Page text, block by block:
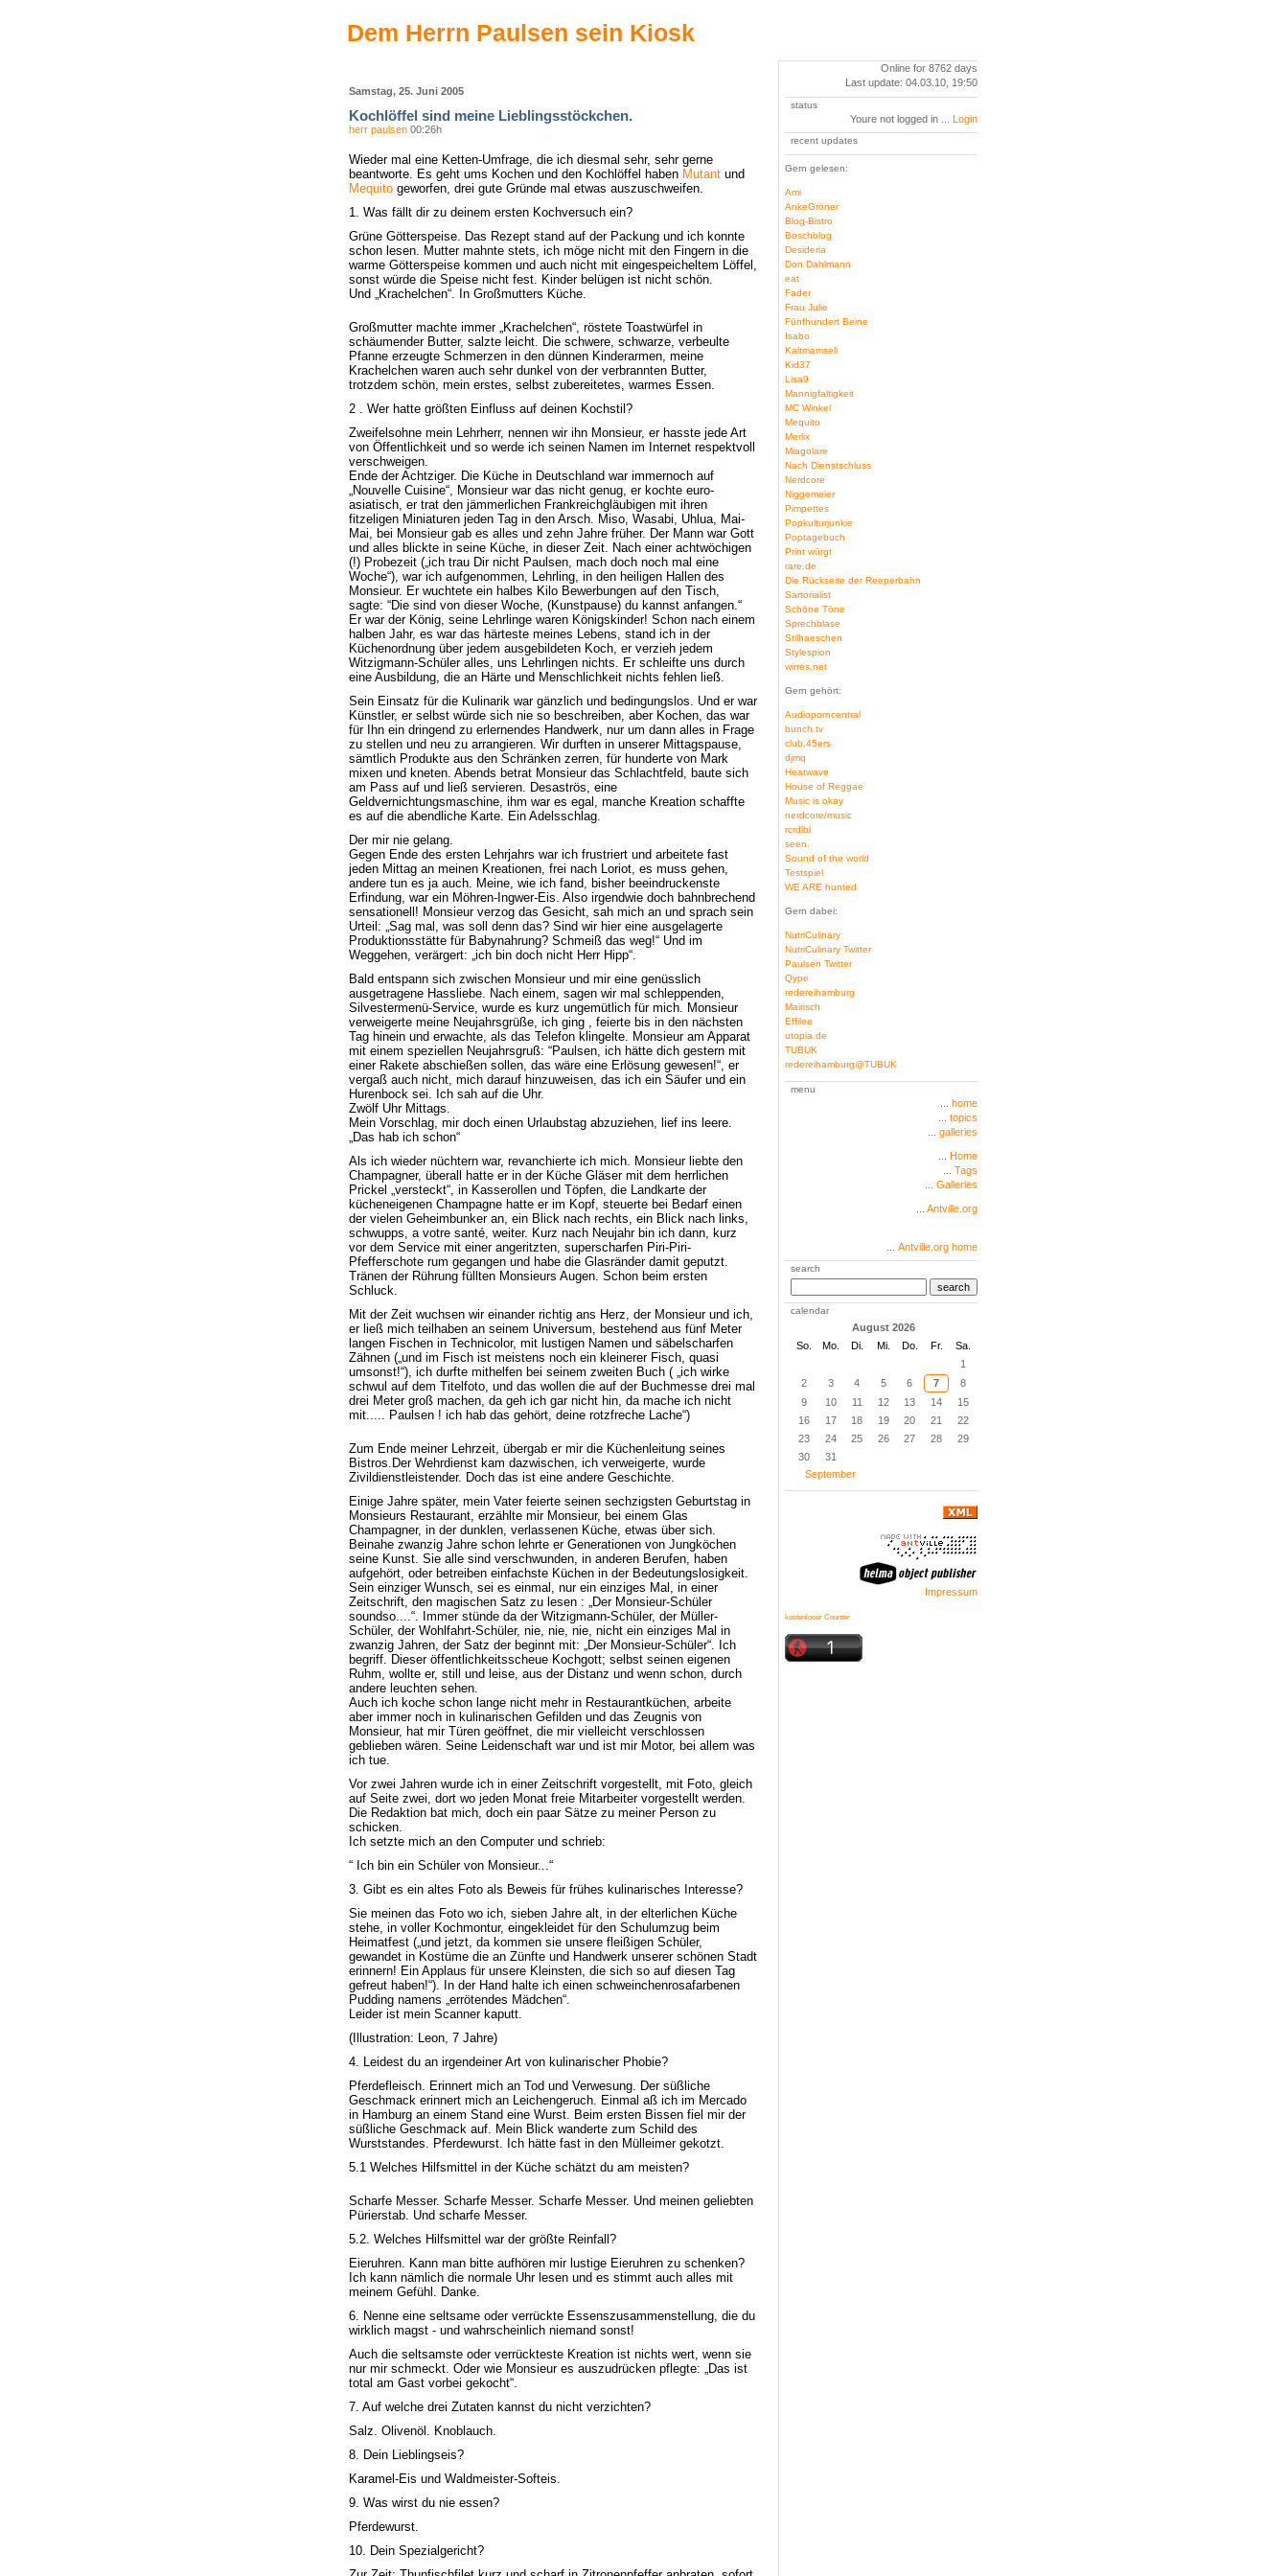
Dem Herrn Paulsen sein Kiosk
Samstag, 25. Juni 2005
Kochlöffel sind meine Lieblingsstöckchen.
herr paulsen 00:26h
Wieder mal eine Ketten-Umfrage, die ich diesmal sehr, sehr gerne
beantworte. Es geht ums Kochen und den Kochlöffel haben Mutant und
Mequito geworfen, drei gute Gründe mal etwas auszuschweifen.
1. Was fällt dir zu deinem ersten Kochversuch ein?
Grüne Götterspeise. Das Rezept stand auf der Packung und ich konnte
schon lesen. Mutter mahnte stets, ich möge nicht mit den Fingern in die
warme Götterspeise kommen und auch nicht mit eingespeicheltem Löffel,
sonst würde die Speise nicht fest. Kinder belügen ist nicht schön.
Und „Krachelchen“. In Großmutters Küche.
Großmutter machte immer „Krachelchen“, röstete Toastwürfel in
schäumender Butter, salzte leicht. Die schwere, schwarze, verbeulte
Pfanne erzeugte Schmerzen in den dünnen Kinderarmen, meine
Krachelchen waren auch sehr dunkel von der verbrannten Butter,
trotzdem schön, mein erstes, selbst zubereitetes, warmes Essen.
2 . Wer hatte größten Einfluss auf deinen Kochstil?
Zweifelsohne mein Lehrherr, nennen wir ihn Monsieur, er hasste jede Art
von Öffentlichkeit und so werde ich seinen Namen im Internet respektvoll
verschweigen.
Ende der Achtziger. Die Küche in Deutschland war immernoch auf
„Nouvelle Cuisine“, Monsieur war das nicht genug, er kochte euro-
asiatisch, er trat den jämmerlichen Frankreichgläubigen mit ihren
fitzeligen Miniaturen jeden Tag in den Arsch. Miso, Wasabi, Uhlua, Mai-
Mai, bei Monsieur gab es alles und zehn Jahre früher. Der Mann war Gott
und alles blickte in seine Küche, in dieser Zeit. Nach einer achtwöchigen
(!) Probezeit („ich trau Dir nicht Paulsen, mach doch noch mal eine
Woche“), war ich aufgenommen, Lehrling, in den heiligen Hallen des
Monsieur. Er wuchtete ein halbes Kilo Bewerbungen auf den Tisch,
sagte: “Die sind von dieser Woche, (Kunstpause) du kannst anfangen.“
Er war der König, seine Lehrlinge waren Königskinder! Schon nach einem
halben Jahr, es war das härteste meines Lebens, stand ich in der
Küchenordnung über jedem ausgebildeten Koch, er verzieh jedem
Witzigmann-Schüler alles, uns Lehrlingen nichts. Er schleifte uns durch
eine Ausbildung, die an Härte und Menschlichkeit nichts fehlen ließ.
Sein Einsatz für die Kulinarik war gänzlich und bedingungslos. Und er war
Künstler, er selbst würde sich nie so beschreiben, aber Kochen, das war
für Ihn ein dringend zu erlernendes Handwerk, nur um dann alles in Frage
zu stellen und neu zu arrangieren. Wir durften in unserer Mittagspause,
sämtlich Produkte aus den Schränken zerren, für hunderte von Mark
mixen und kneten. Abends betrat Monsieur das Schlachtfeld, baute sich
am Pass auf und ließ servieren. Desaströs, eine
Geldvernichtungsmaschine, ihm war es egal, manche Kreation schaffte
es auf die abendliche Karte. Ein Adelsschlag.
Der mir nie gelang.
Gegen Ende des ersten Lehrjahrs war ich frustriert und arbeitete fast
jeden Mittag an meinen Kreationen, frei nach Loriot, es muss gehen,
andere tun es ja auch. Meine, wie ich fand, bisher beeindruckenste
Erfindung, war ein Möhren-Ingwer-Eis. Also irgendwie doch bahnbrechend
sensationell! Monsieur verzog das Gesicht, sah mich an und sprach sein
Urteil: „Sag mal, was soll denn das? Sind wir hier eine ausgelagerte
Produktionsstätte für Babynahrung? Schmeiß das weg!“ Und im
Weggehen, verärgert: „ich bin doch nicht Herr Hipp“.
Bald entspann sich zwischen Monsieur und mir eine genüsslich
ausgetragene Hassliebe. Nach einem, sagen wir mal schleppenden,
Silvestermenü-Service, wurde es kurz ungemütlich für mich. Monsieur
verweigerte meine Neujahrsgrüße, ich ging , feierte bis in den nächsten
Tag hinein und erwachte, als das Telefon klingelte. Monsieur am Apparat
mit einem speziellen Neujahrsgruß: “Paulsen, ich hätte dich gestern mit
einer Rakete abschießen sollen, das wäre eine Erlösung gewesen!“, er
vergaß auch nicht, mich darauf hinzuweisen, das ich ein Säufer und ein
Hurenbock sei. Ich sah auf die Uhr.
Zwölf Uhr Mittags.
Mein Vorschlag, mir doch einen Urlaubstag abzuziehen, lief ins leere.
„Das hab ich schon“
Als ich wieder nüchtern war, revanchierte ich mich. Monsieur liebte den
Champagner, überall hatte er in der Küche Gläser mit dem herrlichen
Prickel „versteckt“, in Kasserollen und Töpfen, die Landkarte der
kücheneigenen Champagne hatte er im Kopf, steuerte bei Bedarf einen
der vielen Geheimbunker an, ein Blick nach rechts, ein Blick nach links,
schwupps, a votre santé, weiter. Kurz nach Neujahr bin ich dann, kurz
vor dem Service mit einer angeritzten, superscharfen Piri-Piri-
Pfefferschote rum gegangen und habe die Glasränder damit geputzt.
Tränen der Rührung füllten Monsieurs Augen. Schon beim ersten
Schluck.
Mit der Zeit wuchsen wir einander richtig ans Herz, der Monsieur und ich,
er ließ mich teilhaben an seinem Universum, bestehend aus fünf Meter
langen Fischen in Technicolor, mit lustigen Namen und säbelscharfen
Zähnen („und im Fisch ist meistens noch ein kleinerer Fisch, quasi
umsonst!“), ich durfte mithelfen bei seinem zweiten Buch ( „ich wirke
schwul auf dem Titelfoto, und das wollen die auf der Buchmesse drei mal
drei Meter groß machen, da geh ich gar nicht hin, da mache ich nicht
mit..... Paulsen ! ich hab das gehört, deine rotzfreche Lache“)
Zum Ende meiner Lehrzeit, übergab er mir die Küchenleitung seines
Bistros.Der Wehrdienst kam dazwischen, ich verweigerte, wurde
Zivildienstleistender. Doch das ist eine andere Geschichte.
Einige Jahre später, mein Vater feierte seinen sechzigsten Geburtstag in
Monsieurs Restaurant, erzählte mir Monsieur, bei einem Glas
Champagner, in der dunklen, verlassenen Küche, etwas über sich.
Beinahe zwanzig Jahre schon lehrte er Generationen von Jungköchen
seine Kunst. Sie alle sind verschwunden, in anderen Berufen, haben
aufgehört, oder betreiben einfachste Küchen in der Bedeutungslosigkeit.
Sein einziger Wunsch, sei es einmal, nur ein einziges Mal, in einer
Zeitschrift, den magischen Satz zu lesen : „Der Monsieur-Schüler
soundso....“. Immer stünde da der Witzigmann-Schüler, der Müller-
Schüler, der Wohlfahrt-Schüler, nie, nie, nie, nicht ein einziges Mal in
zwanzig Jahren, der Satz der beginnt mit: „Der Monsieur-Schüler“. Ich
begriff. Dieser öffentlichkeitsscheue Kochgott; selbst seinen eigenen
Ruhm, wollte er, still und leise, aus der Distanz und wenn schon, durch
andere leuchten sehen.
Auch ich koche schon lange nicht mehr in Restaurantküchen, arbeite
aber immer noch in kulinarischen Gefilden und das Zeugnis von
Monsieur, hat mir Türen geöffnet, die mir vielleicht verschlossen
geblieben wären. Seine Leidenschaft war und ist mir Motor, bei allem was
ich tue.
Vor zwei Jahren wurde ich in einer Zeitschrift vorgestellt, mit Foto, gleich
auf Seite zwei, dort wo jeden Monat freie Mitarbeiter vorgestellt werden.
Die Redaktion bat mich, doch ein paar Sätze zu meiner Person zu
schicken.
Ich setzte mich an den Computer und schrieb:
“ Ich bin ein Schüler von Monsieur...“
3. Gibt es ein altes Foto als Beweis für frühes kulinarisches Interesse?
Sie meinen das Foto wo ich, sieben Jahre alt, in der elterlichen Küche
stehe, in voller Kochmontur, eingekleidet für den Schulumzug beim
Heimatfest („und jetzt, da kommen sie unsere fleißigen Schüler,
gewandet in Kostüme die an Zünfte und Handwerk unserer schönen Stadt
erinnern! Ein Applaus für unsere Kleinsten, die sich so auf diesen Tag
gefreut haben!“). In der Hand halte ich einen schweinchenrosafarbenen
Pudding namens „errötendes Mädchen“.
Leider ist mein Scanner kaputt.
(Illustration: Leon, 7 Jahre)
4. Leidest du an irgendeiner Art von kulinarischer Phobie?
Pferdefleisch. Erinnert mich an Tod und Verwesung. Der süßliche
Geschmack erinnert mich an Leichengeruch. Einmal aß ich im Mercado
in Hamburg an einem Stand eine Wurst. Beim ersten Bissen fiel mir der
süßliche Geschmack auf. Mein Blick wanderte zum Schild des
Wurststandes. Pferdewurst. Ich hätte fast in den Mülleimer gekotzt.
5.1 Welches Hilfsmittel in der Küche schätzt du am meisten?
Scharfe Messer. Scharfe Messer. Scharfe Messer. Und meinen geliebten
Pürierstab. Und scharfe Messer.
5.2. Welches Hilfsmittel war der größte Reinfall?
Eieruhren. Kann man bitte aufhören mir lustige Eieruhren zu schenken?
Ich kann nämlich die normale Uhr lesen und es stimmt auch alles mit
meinem Gefühl. Danke.
6. Nenne eine seltsame oder verrückte Essenszusammenstellung, die du
wirklich magst - und wahrscheinlich niemand sonst!
Auch die seltsamste oder verrückteste Kreation ist nichts wert, wenn sie
nur mir schmeckt. Oder wie Monsieur es auszudrücken pflegte: „Das ist
total am Gast vorbei gekocht“.
7. Auf welche drei Zutaten kannst du nicht verzichten?
Salz. Olivenöl. Knoblauch.
8. Dein Lieblingseis?
Karamel-Eis und Waldmeister-Softeis.
9. Was wirst du nie essen?
Pferdewurst.
10. Dein Spezialgericht?
Online for 8762 days
Last update: 04.03.10, 19:50
status
Youre not logged in ... Login
recent updates
Gern gelesen:
Ami
AnkeGröner
Blog-Bistro
Boschblog
Desideria
Don Dahlmann
eat
Fader
Frau Julie
Fünfhundert Beine
Isabo
Kaltmamsell
Kid37
Lisa9
Mannigfaltigkeit
MC Winkel
Mequito
Merlix
Miagolare
Nach Dienstschluss
Nerdcore
Niggemeier
Pimpettes
Popkulturjunkie
Poptagebuch
Print würgt
rare.de
Die Rückseite der Reeperbahn
Sartorialist
Schöne Töne
Sprechblase
Stilhaeschen
Stylespion
wirres.net
Gern gehört:
Audioporncentral
bunch.tv
club.45ers
djmq
Heatwave
House of Reggae
Music is okay
nerdcore/music
rcrdlbl
seen.
Sound of the world
Testspiel
WE ARE hunted
Gern dabei:
NutriCulinary
NutriCulinary Twitter
Paulsen Twitter
Qype
redereihamburg
Mairisch
Effilee
utopia.de
TUBUK
redereihamburg@TUBUK
menu
home
topics
galleries
Home
Tags
Galleries
Antville.org
Antville.org home
search
search
calendar
August 2026
So.
Mo. Di. Mi. Do. Fr.
Sa.
1
2
3 4 5 6 7
8
9
10 11 12 13 14
15
16
17 18 19 20 21
22
23
24 25 26 27 28
29
30
31
September
Impressum
kostenloser Counter